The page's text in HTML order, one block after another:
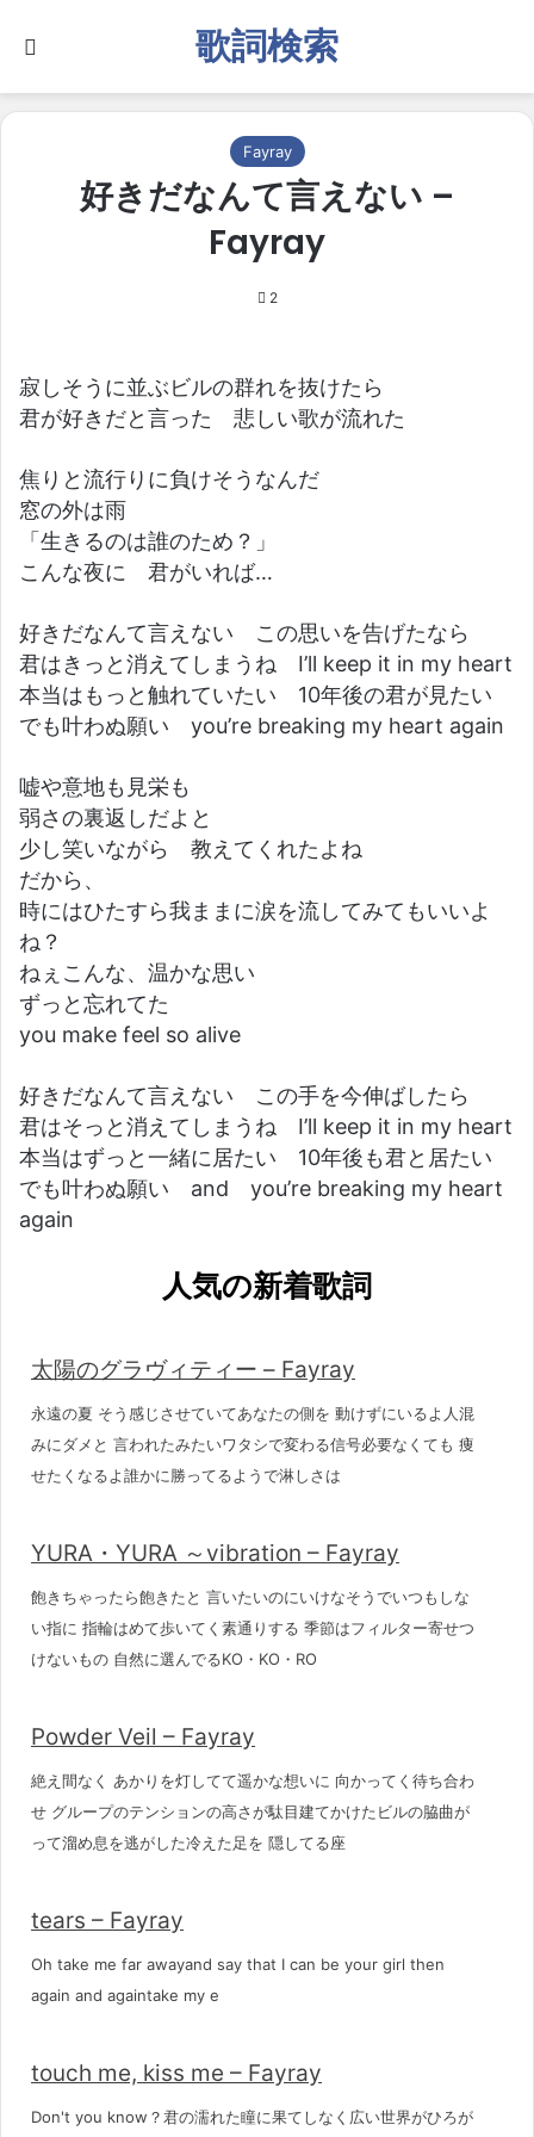
歌詞検索
Fayray
好きだなんて言えない –
Fayray
2
寂しそうに並ぶビルの群れを抜けたら
君が好きだと言った 悲しい歌が流れた
焦りと流行りに負けそうなんだ
窓の外は雨
「生きるのは誰のため？」
こんな夜に 君がいれば…
好きだなんて言えない この思いを告げたなら
君はきっと消えてしまうね I’ll keep it in my heart
本当はもっと触れていたい 10年後の君が見たい
でも叶わぬ願い you’re breaking my heart again
嘘や意地も見栄も
弱さの裏返しだよと
少し笑いながら 教えてくれたよね
だから、
時にはひたすら我ままに涙を流してみてもいいよ
ね？
ねぇこんな、温かな思い
ずっと忘れてた
you make feel so alive
好きだなんて言えない この手を今伸ばしたら
君はそっと消えてしまうね I’ll keep it in my heart
本当はずっと一緒に居たい 10年後も君と居たい
でも叶わぬ願い and you’re breaking my heart
again
人気の新着歌詞
太陽のグラヴィティー – Fayray
永遠の夏 そう感じさせていてあなたの側を 動けずにいるよ人混
みにダメと 言われたみたいワタシで変わる信号必要なくても 痩
せたくなるよ誰かに勝ってるようで淋しさは
YURA・YURA ～vibration – Fayray
飽きちゃったら飽きたと 言いたいのにいけなそうでいつもしな
い指に 指輪はめて歩いてく素通りする 季節はフィルター寄せつ
けないもの 自然に選んでるKO・KO・RO
Powder Veil – Fayray
絶え間なく あかりを灯してて遥かな想いに 向かってく待ち合わ
せ グループのテンションの高さが駄目建てかけたビルの脇曲が
って溜め息を逃がした冷えた足を 隠してる座
tears – Fayray
Oh take me far awayand say that I can be your girl then
again and againtake my e
touch me, kiss me – Fayray
Don't you know？君の濡れた瞳に果てしなく広い世界がひろが